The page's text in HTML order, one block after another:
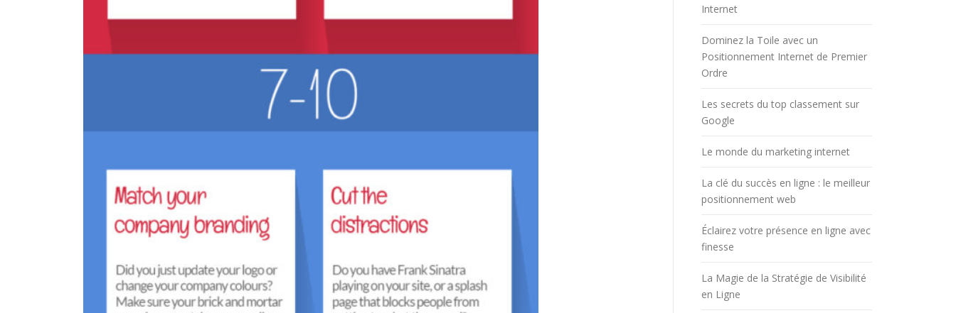
Internet
Dominez la Toile avec un
Positionnement Internet de Premier
Ordre
Les secrets du top classement sur
Google
Le monde du marketing internet
La clé du succès en ligne : le meilleur
positionnement web
Éclairez votre présence en ligne avec
finesse
La Magie de la Stratégie de Visibilité
en Ligne